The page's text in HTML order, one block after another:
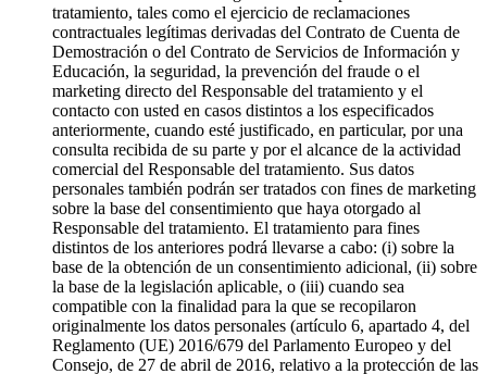
tratamiento, tales como el ejercicio de reclamaciones
contractuales legítimas derivadas del Contrato de Cuenta de
Demostración o del Contrato de Servicios de Información y
Educación, la seguridad, la prevención del fraude o el
marketing directo del Responsable del tratamiento y el
contacto con usted en casos distintos a los especificados
anteriormente, cuando esté justificado, en particular, por una
consulta recibida de su parte y por el alcance de la actividad
comercial del Responsable del tratamiento. Sus datos
personales también podrán ser tratados con fines de marketing
sobre la base del consentimiento que haya otorgado al
Responsable del tratamiento. El tratamiento para fines
distintos de los anteriores podrá llevarse a cabo: (i) sobre la
base de la obtención de un consentimiento adicional, (ii) sobre
la base de la legislación aplicable, o (iii) cuando sea
compatible con la finalidad para la que se recopilaron
originalmente los datos personales (artículo 6, apartado 4, del
Reglamento (UE) 2016/679 del Parlamento Europeo y del
Consejo, de 27 de abril de 2016, relativo a la protección de las